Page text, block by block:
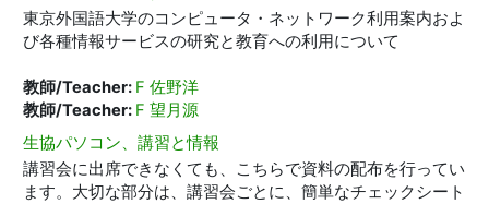
東京外国語大学のコンピュータ・ネットワーク利用案内およ
び各種情報サービスの研究と教育への利用について
教師/Teacher: F 佐野洋
教師/Teacher: F 望月源
生協パソコン、講習と情報
講習会に出席できなくても、こちらで資料の配布を行ってい
ます。大切な部分は、講習会ごとに、簡単なチェックシート